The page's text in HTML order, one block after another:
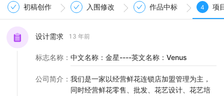
LOGO
初稿创作 入围修改 作品中标 4 项
设计需求 13 年前
标志名称 ： 中文名称：金星----英文名称：Venus
公司简介 ： 我们是一家以经营鲜花连锁店加盟管理为主，
同时经营鲜花零售、批发、花艺设计、花艺培